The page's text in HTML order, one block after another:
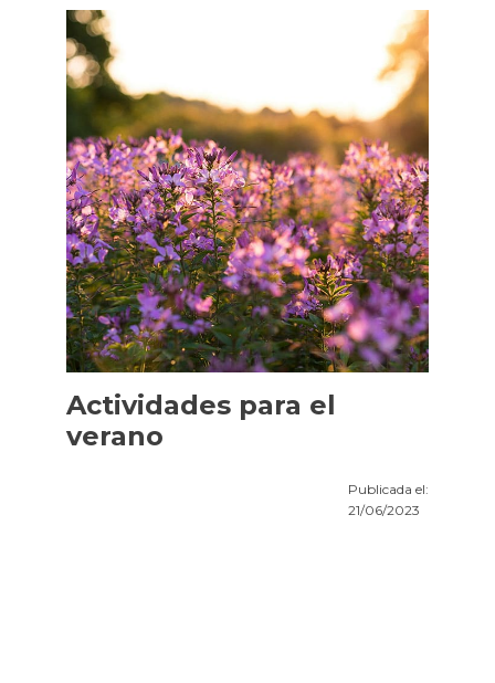
Actividades para el
verano
Publicada el:
21/06/2023